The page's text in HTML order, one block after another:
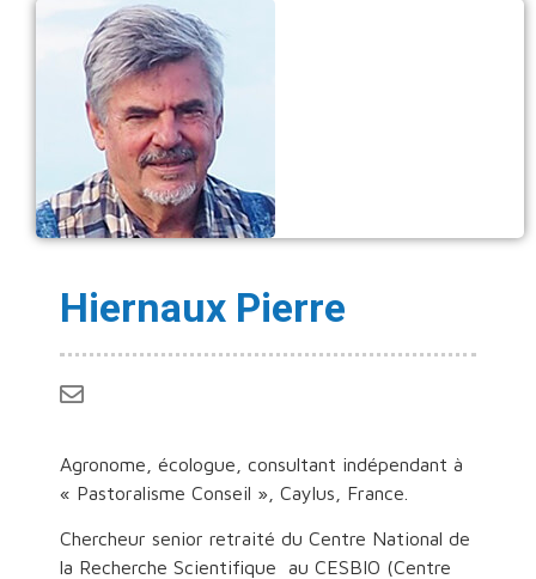
Hiernaux Pierre
Agronome, écologue, consultant indépendant à
« Pastoralisme Conseil », Caylus, France.
Chercheur senior retraité du Centre National de
la Recherche Scientifique au CESBIO (Centre